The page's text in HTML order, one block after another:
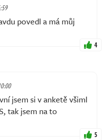
povedl a má můj
4
jsem si v anketě všiml
tak jsem na to
5